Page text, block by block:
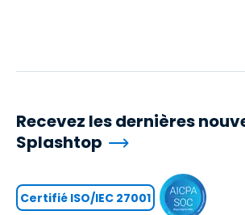
Recevez les dernières
Splashtop
Certifié ISO/IEC 27001